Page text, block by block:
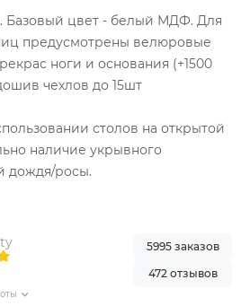
Базовый цвет - белый МДФ. Для
предусмотрены велюровые
ноги и основания (+1500
чехлов до 15шт
столов на открытой
наличие укрывного
дождя/росы.
5995 заказов
472 отзывов